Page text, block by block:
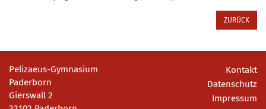
ZURÜCK
Pelizaeus-Gymnasium
Paderborn
Gierswall 2
Kontakt
Datenschutz
Impressum